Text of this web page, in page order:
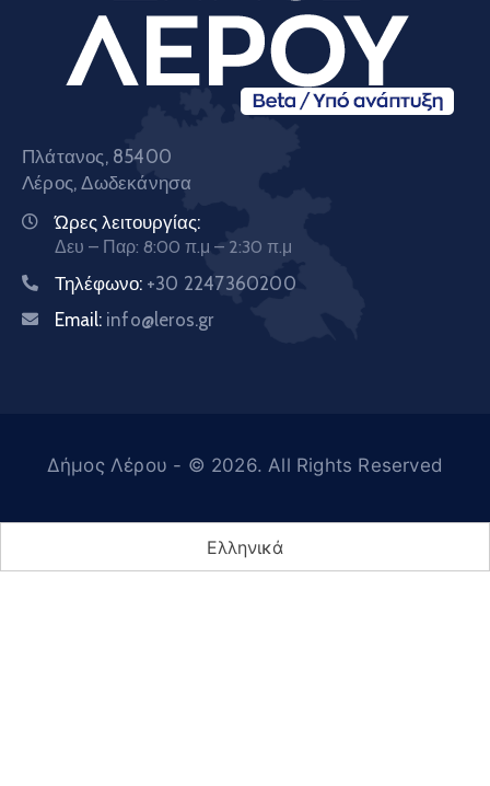
Πλάτανος, 85400
Λέρος, Δωδεκάνησα
Ώρες λειτουργίας:
Δευ – Παρ: 8:00 π.μ – 2:30 π.μ
Τηλέφωνο: +30 2247360200
Email: info@leros.gr
Δήμος Λέρου - © 2026. All Rights Reserved
Ελληνικά